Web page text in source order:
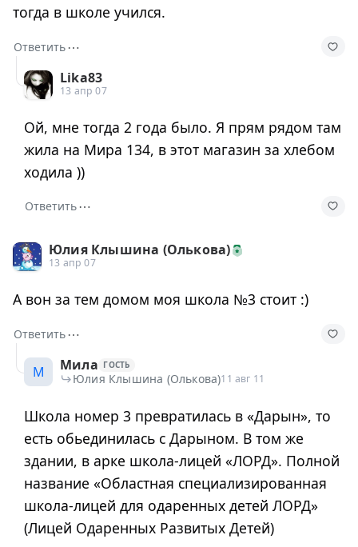
тогда в школе учился.
Ответить⋯
Lika83
13 апр 07
Ой, мне тогда 2 года было. Я прям рядом там
жила на Мира 134, в этот магазин за хлебом
ходила ))
Ответить⋯
Юлия Клышина (Олькова)
13 апр 07
А вон за тем домом моя школа №3 стоит :)
Ответить⋯
М Мила ГОСТЬ
Юлия Клышина (Олькова)11 авг 11
Школа номер 3 превратилась в «Дарын», то
есть обьединилась с Дарыном. В том же
здании, в арке школа-лицей «ЛОРД». Полной
название «Областная специализированная
школа-лицей для одаренных детей ЛОРД»
(Лицей Одаренных Развитых Детей)